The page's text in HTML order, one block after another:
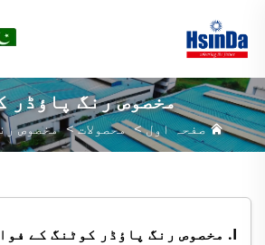
مخصوص رنگ پاؤڈر
صفحہ اول>محصولات>مخصوص
I. مخصوص رنگ پاؤڈر کوٹنگ کے فوائد